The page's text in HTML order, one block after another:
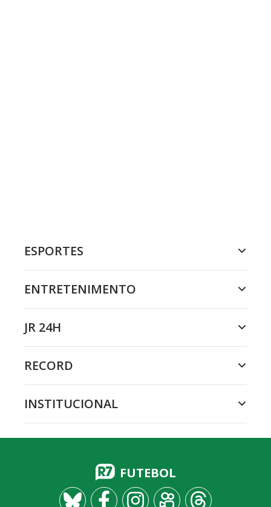
ESPORTES
ENTRETENIMENTO
JR 24H
RECORD
INSTITUCIONAL
FUTEBOL